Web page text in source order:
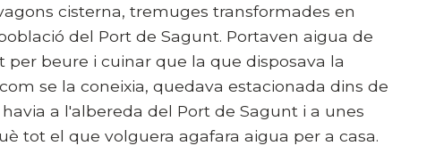
cisterna, tremuges transformades en
del Port de Sagunt. Portaven aigua de
beure i cuinar que la que disposava la
se la coneixia, quedava estacionada dins de
a l'albereda del Port de Sagunt i a unes
tot el que volguera agafara aigua per a casa.